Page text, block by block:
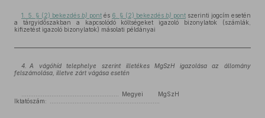
1. 5. § (2) bekezdés b) pont és 6. § (2) bekezdés b) pont szerinti jogcím esetén
a tárgyidőszakban a kapcsolódó költségeket igazoló bizonylatok (számlák,
kifizetést igazoló bizonylatok) másolati példányai
4.
A vágóhíd telephelye szerint illetékes MgSzH igazolása az állomány
felszámolása, illetve zárt vágása esetén
....................................................... Megyei MgSzH
Iktatószám: ..............................................................